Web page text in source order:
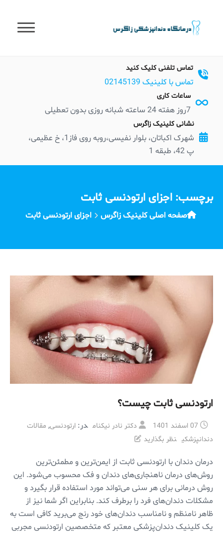
content
تماس تلفنی کلیک کنید
تماس با کلینیک 02145139
ساعات کاری
7روز هفته 24 ساعته شبانه روزی بدون تعطیلی
نشانی کلینیک زاگرس
شهرک اکباتان، بلوار نفیسی،روبه روی فاز1، خ عظیمی،
پ 42، طبقه 1
برچسب: اجزای ارتودنسی ثابت
صفحه اصلی کلینیک زاگرس اجزای ارتودنسی ثابت
ارتودنسی ثابت چیست؟
07 اسفند 1401 دکتر نادر نیکنام در: ارتودنسی, مقالات
دندانپزشکی نظر بگذارید
درمان دندان با ارتودنسی ثابت از ایمن‌ترین و مطمئن‌ترین
روش‌های درمان ناهنجاری‌های دندان و فک محسوب می‌شود. این
روش درمانی برای هر سنی می‌تواند مورد استفاده قرار بگیرد و
مشکلات دندان‌های فرد را برطرف کند. بنابراین اگر شما نیز از
ظاهر نامنظم و نامناسب دندان‌های خود رنج می‌برید کافی است به
یک کلینیک دندان‌پزشکی معتبر که متخصصین ارتودنسی مجربی